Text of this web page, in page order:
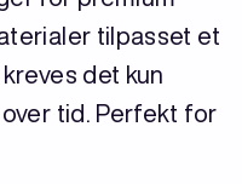
tilpasset et
det kun
tid. Perfekt for